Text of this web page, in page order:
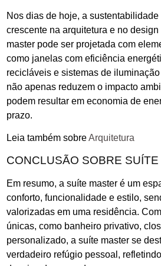
Nos dias de hoje, a
crescente na arquitetura e no
master pode ser projetada com
como janelas com eficiência
recicláveis e sistemas de iluminação
não apenas reduzem o impacto
podem resultar em economia de
prazo.
Leia também sobreArquitetura
CONCLUSÃO SOBRE
Em resumo, a suíte master é um
conforto, funcionalidade e estilo,
valorizadas em uma residência.
únicas, como banheiro privativo,
personalizado, a suíte master se
verdadeiro refúgio pessoal,